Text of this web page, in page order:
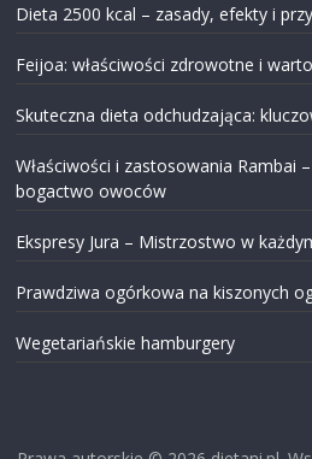
Dieta 2500 kcal – zasady, efekty i
Feijoa: właściwości zdrowotne i
Skuteczna dieta odchudzająca:
Właściwości i zastosowania Rambai
bogactwo owoców
Ekspresy Jura – Mistrzostwo w
Prawdziwa ogórkowa na kiszonych
Wegetariańskie hamburgery